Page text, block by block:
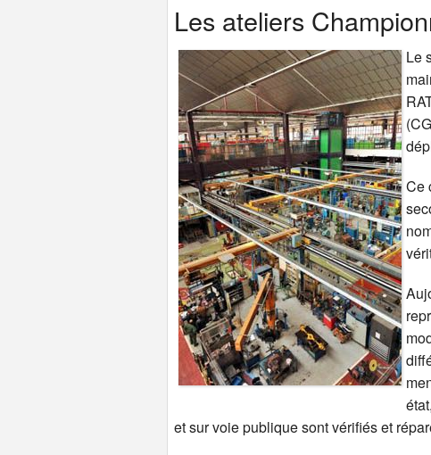
Les ateliers
Le
Ce
et sur voie publique sont vérifiés et